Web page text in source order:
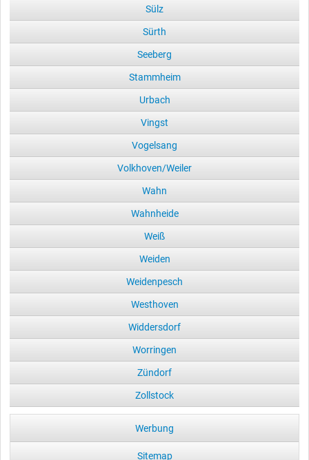
Sülz
Sürth
Seeberg
Stammheim
Urbach
Vingst
Vogelsang
Volkhoven/Weiler
Wahn
Wahnheide
Weiß
Weiden
Weidenpesch
Westhoven
Widdersdorf
Worringen
Zündorf
Zollstock
Werbung
Sitemap